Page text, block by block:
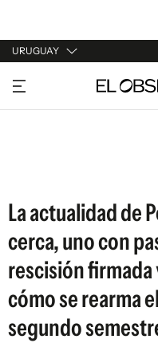
URUGUAY
URUGUAY
ARGENTINA
La actualidad de
cerca, uno con
rescisión firmada
cómo se rearma
segundo